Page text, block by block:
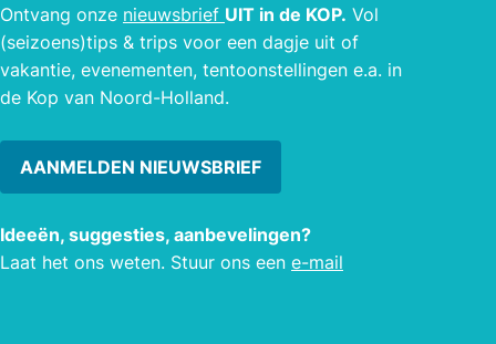
Ontvang onze nieuwsbrief UIT in de KOP. Vol
(seizoens)tips & trips voor een dagje uit of
vakantie, evenementen, tentoonstellingen e.a. in
de Kop van Noord-Holland.
AANMELDEN NIEUWSBRIEF
Ideeën, suggesties, aanbevelingen?
Laat het ons weten. Stuur ons een e-mail